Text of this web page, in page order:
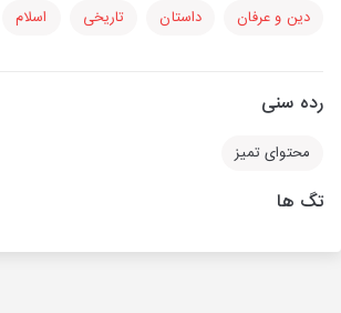
دین و عرفان داستان تاریخی اسلام
رده سنی
محتوای تمیز
تگ ها